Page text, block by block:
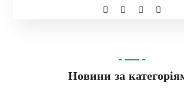
Новини за